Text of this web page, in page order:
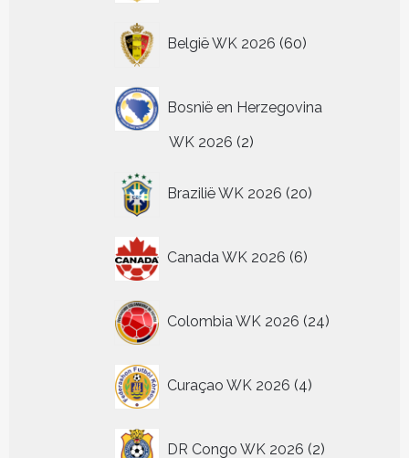
België WK 2026 60
producten
Bosnië en Herzegovina
WK 2026 22
Brazilië WK 2026 20
producten
Canada WK 2026 6
producten
Colombia WK 2026 24
producten
Curaçao WK 2026 4
producten
DR Congo WK 2026 2